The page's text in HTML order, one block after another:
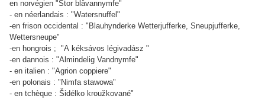
en norvégien "Stor blåvannymfe"
- en néerlandais : "Watersnuffel"
-en frison occidental : "Blauhynderke Wetterjufferke, Sneupjufferke,
Wettersneupe"
-en hongrois ; "A kéksávos légivadász "
-en dannois : "Almindelig Vandnymfe"
- en italien : "Agrion coppiere"
-en polonais : "Nimfa stawowa"
- en tchèque : Šidélko kroužkované"